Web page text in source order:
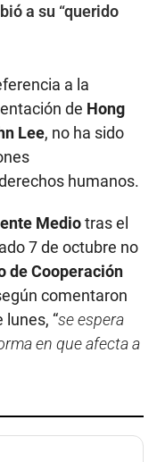
a su “querido
a la
de Hong
Lee, no ha sido
humanos.
Mediotras el
7 de octubre no
de Cooperación
comentaron
“se espera
en que afecta a